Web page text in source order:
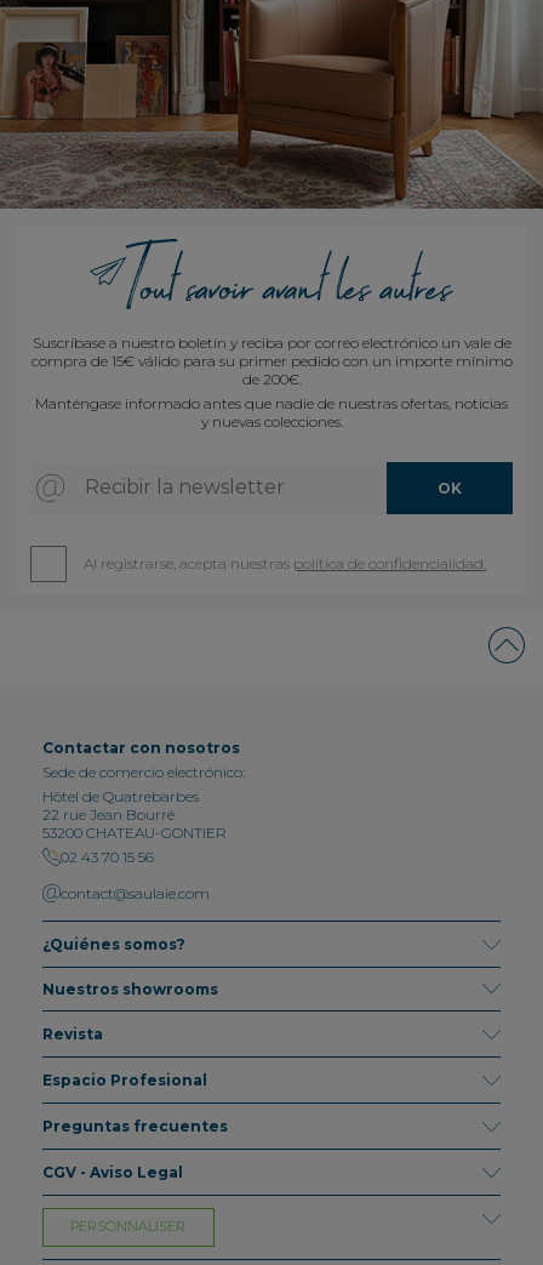
Suscríbase a nuestro boletín y reciba por correo electrónico un vale de
compra de 15€ válido para su primer pedido con un importe mínimo
de 200€.
Manténgase informado antes que nadie de nuestras ofertas, noticias
y nuevas colecciones.
Recibir la newsletter OK
Al registrarse, acepta nuestras política de confidencialidad.
Contactar con nosotros
Sede de comercio electrónico:
Hôtel de Quatrebarbes
22 rue Jean Bourré
53200 CHATEAU-GONTIER
02 43 70 15 56
contact@saulaie.com
¿Quiénes somos?
Nuestros showrooms
Revista
Espacio Profesional
Preguntas frecuentes
CGV - Aviso Legal
PERSONNALISER